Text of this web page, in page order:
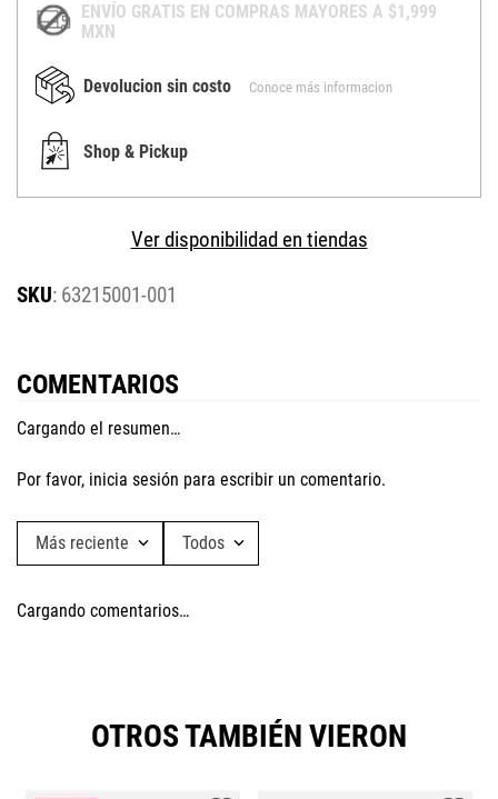
ENVÍO GRATIS EN COMPRAS MAYORES A $1,999
MXN
Devolucion sin costo Conoce más informacion
Shop & Pickup
Ver disponibilidad en tiendas
: 63215001-001
COMENTARIOS
Cargando el resumen…
Por favor, inicia sesión para escribir un comentario.
Más reciente Todos
Cargando comentarios…
OTROS TAMBIÉN VIERON